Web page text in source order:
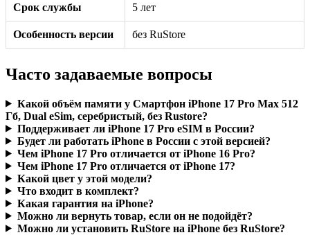
Срок службы 5 лет
Особенность версии без RuStore
Часто задаваемые вопросы
Какой объём памяти у Смартфон iPhone 17 Pro Max 512
Гб, Dual eSim, серебристый, без Rustore?
Поддерживает ли iPhone 17 Pro eSIM в России?
Будет ли работать iPhone в России с этой версией?
Чем iPhone 17 Pro отличается от iPhone 16 Pro?
Чем iPhone 17 Pro отличается от iPhone 17?
Какой цвет у этой модели?
Что входит в комплект?
Какая гарантия на iPhone?
Можно ли вернуть товар, если он не подойдёт?
Можно ли установить RuStore на iPhone без RuStore?